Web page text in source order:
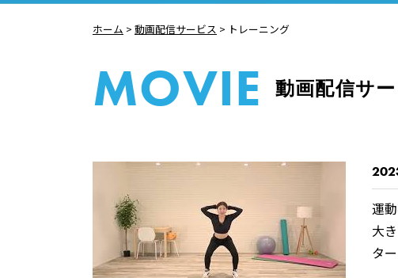
ホーム > 動画配信サービス > トレーニング
MOVIE 動画配信サ
運
大
タ